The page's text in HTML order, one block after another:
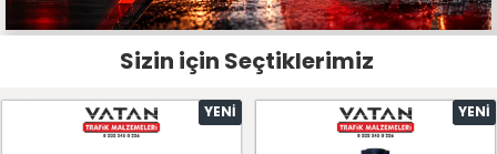
Sizin için Seçtiklerimiz
YENI YENI